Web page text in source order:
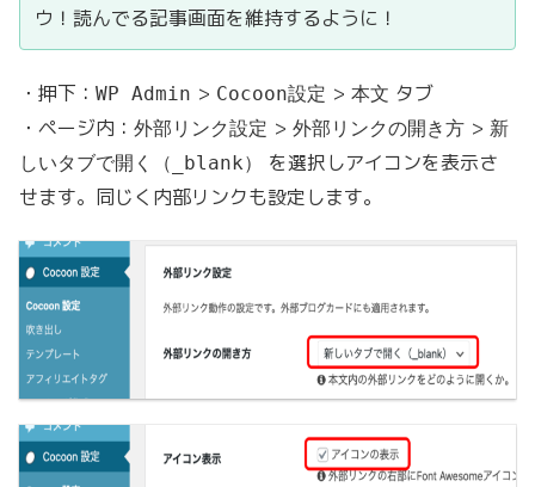
ウ！読んでる記事画面を維持するように！
・押下： WP Admin > Cocoon設定 > 本文 タブ
・ページ内： 外部リンク設定 > 外部リンクの開き方 > 新
しいタブで開く（_blank）
を選択しアイコンを表示さ
せます。同じく内部リンクも設定します。